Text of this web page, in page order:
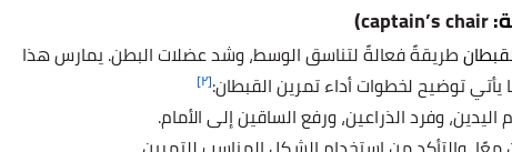
captain’s chair)
طريقةً فعالةً لتناسق الوسط، وشد عضلات البطن. يمارس هذا
توضيح لخطوات أداء تمرين القبطان:[٢]
وفرد الذراعين، ورفع الساقين إلى الأمام.